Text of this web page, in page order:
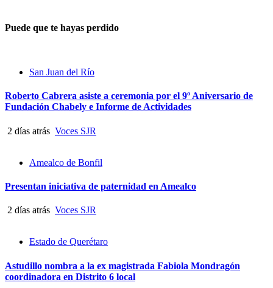
Puede que te hayas perdido
San Juan del Río
Roberto Cabrera asiste a ceremonia por el 9º Aniversario de
Fundación Chabely e Informe de Actividades
2 días atrás Voces SJR
Amealco de Bonfil
Presentan iniciativa de paternidad en Amealco
2 días atrás Voces SJR
Estado de Querétaro
Astudillo nombra a la ex magistrada Fabiola Mondragón
coordinadora en Distrito 6 local